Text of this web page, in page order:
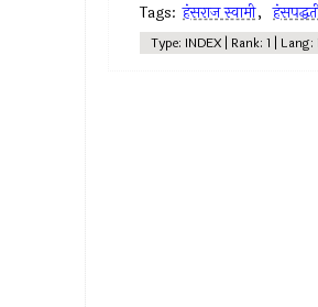
Tags: हंसराज स्वामी,
Type: INDEX | Rank: 1 |